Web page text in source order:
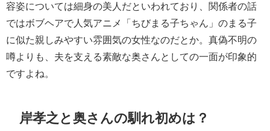
容姿については細身の美人だといわれており、関係者の話
ではボブヘアで人気アニメ「ちびまる子ちゃん」のまる子
に似た親しみやすい雰囲気の女性なのだとか。真偽不明の
噂よりも、夫を支える素敵な奥さんとしての一面が印象的
ですよね。
岸孝之と奥さんの馴れ初めは？